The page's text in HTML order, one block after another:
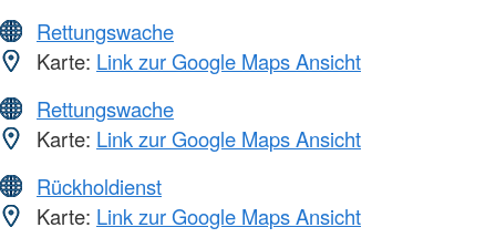
Rettungswache
Karte: Link zur Google Maps Ansicht
Rettungswache
Karte: Link zur Google Maps Ansicht
Rückholdienst
Karte: Link zur Google Maps Ansicht